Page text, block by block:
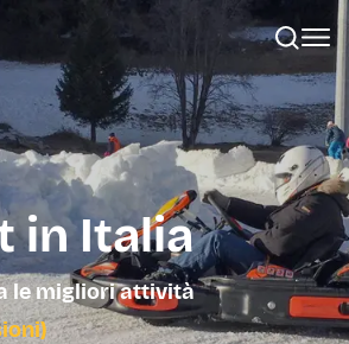
in Italia
le migliori attività